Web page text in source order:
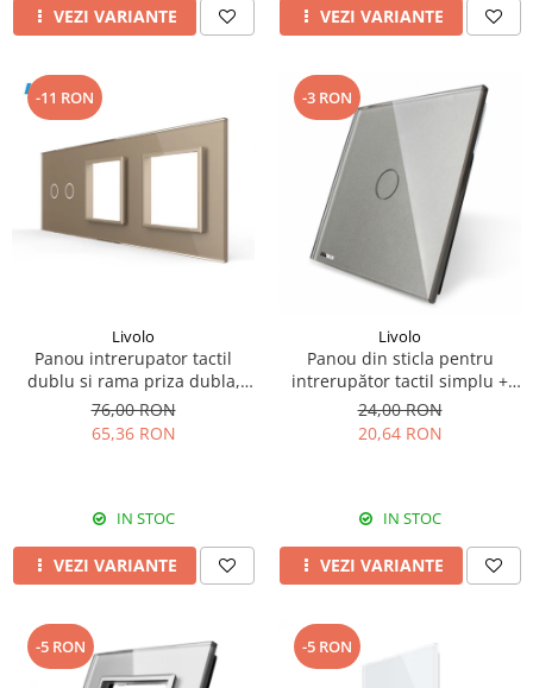
VEZI VARIANTE VEZI VARIANTE
-11 RON
Livolo
Panou intrerupator tactil
dublu si rama priza dubla,
Livolo
76,00 RON
65,36 RON
IN STOC
VEZI VARIANTE
-3 RON
Livolo
Panou din sticla pentru
intrerupător tactil simplu +
rama metalica Livolo
24,00 RON
20,64 RON
IN STOC
VEZI VARIANTE
-5 RON -5 RON